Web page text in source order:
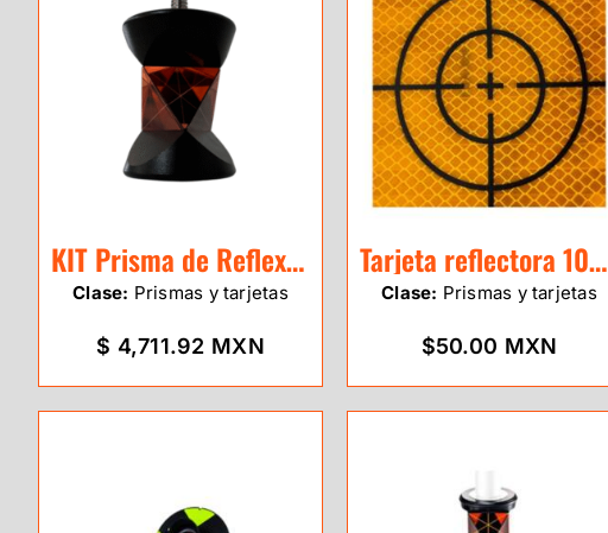
KIT Prisma de Reflexión 360
Clase: Prismas y tarjetas
$ 4,711.92 MXN
Tarjeta reflectora 10×10 CM
Clase: Prismas y tarjetas
$50.00 MXN